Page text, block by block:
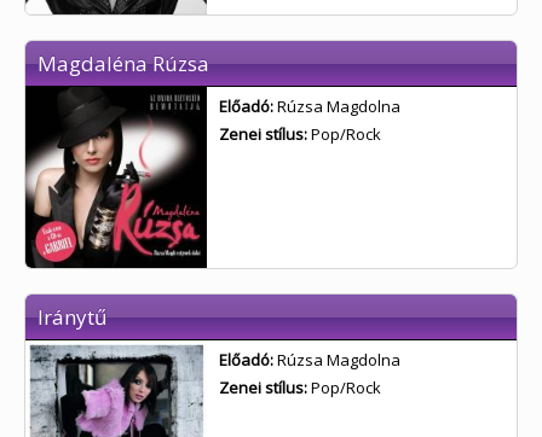
Magdaléna Rúzsa
Előadó:Rúzsa Magdolna
Zenei stílus:Pop/Rock
Iránytű
Előadó:Rúzsa Magdolna
Zenei stílus:Pop/Rock